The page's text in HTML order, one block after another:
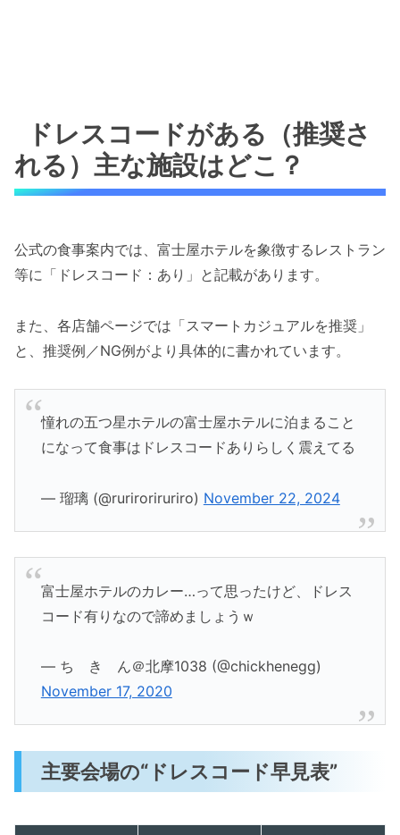
ドレスコードがある（推奨さ
れる）主な施設はどこ？
公式の食事案内では、富士屋ホテルを象徴するレストラン
等に「ドレスコード：あり」と記載があります。
また、各店舗ページでは「スマートカジュアルを推奨」
と、推奨例／NG例がより具体的に書かれています。
憧れの五つ星ホテルの富士屋ホテルに泊まること
になって食事はドレスコードありらしく震えてる
— 瑠璃 (@ruriroriruriro) November 22, 2024
富士屋ホテルのカレー…って思ったけど、ドレス
コード有りなので諦めましょうｗ
— ち き ん＠北摩1038 (@chickhenegg)
November 17, 2020
主要会場の“ドレスコード早見表”